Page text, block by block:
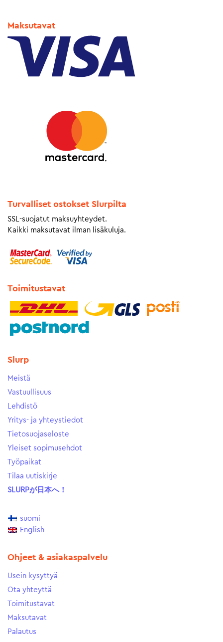
Maksutavat
Turvalliset ostokset Slurpilta
SSL-suojatut maksuyhteydet.
Kaikki maksutavat ilman lisäkuluja.
Toimitustavat
Slurp
Meistä
Vastuullisuus
Lehdistö
Yritys- ja yhteystiedot
Tietosuojaseloste
Yleiset sopimusehdot
Työpaikat
Tilaa uutiskirje
SLURPが日本へ！
suomi
English
Ohjeet & asiakaspalvelu
Usein kysyttyä
Ota yhteyttä
Toimitustavat
Maksutavat
Palautus